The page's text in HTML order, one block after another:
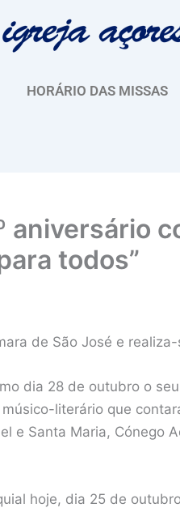
HORÁRIO DAS MISSAS
aniversário
todos”
de São José e
dia 28 de outubro o
literário que
e Santa Maria, Cónego
hoje, dia 25 de